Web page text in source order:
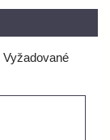
Vyžadované